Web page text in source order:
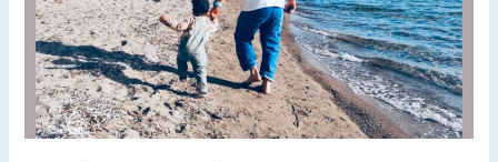
ρουτίνας
στην
καθημερινότητά
μας
με